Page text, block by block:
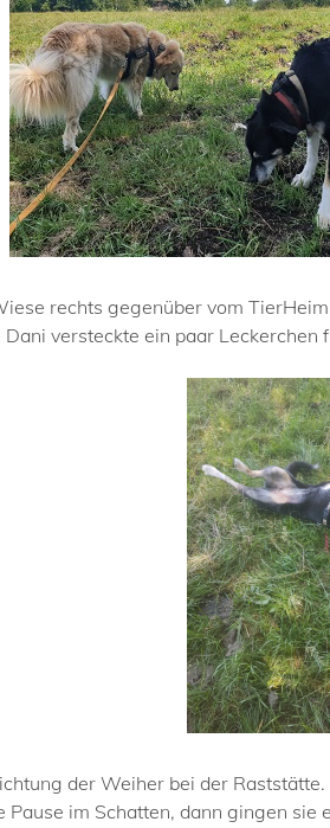
rechts gegenüber vom
versteckte ein paar Leckerchen
der Weiher bei der
Pause im Schatten, dann gingen